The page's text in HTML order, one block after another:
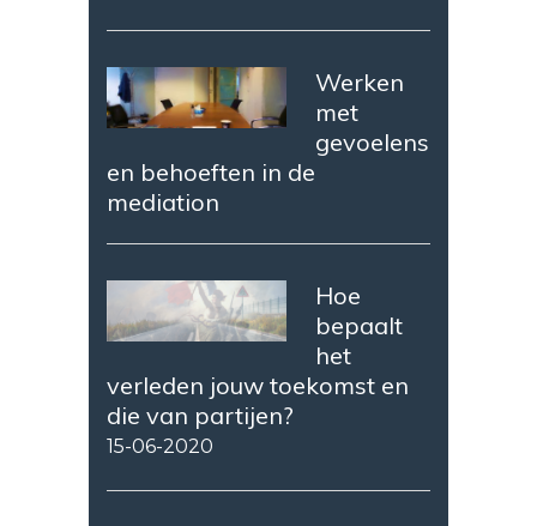
Werken
met
gevoelens
en behoeften in de
mediation
Hoe
bepaalt
het
verleden jouw toekomst en
die van partijen?
15-06-2020